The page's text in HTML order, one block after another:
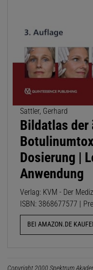
Sattler, Gerhard
Bildatlas
Dosierung |
Anwendung
Verlag: KVM - Der
ISBN: 3868677577 |
BEI AMAZON.DE
Copyright 2000 Spektrum